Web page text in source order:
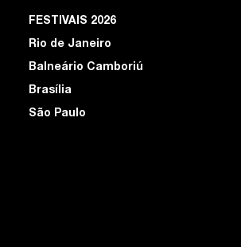
FESTIVAIS 2026
Rio de Janeiro
Balneário Camboriú
Brasília
São Paulo